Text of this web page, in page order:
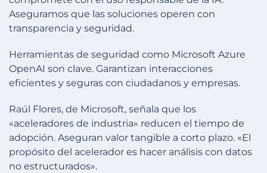
Aseguramos que las soluciones operen con
transparencia y seguridad.
Herramientas de seguridad como Microsoft Azure
OpenAI son clave. Garantizan interacciones
eficientes y seguras con ciudadanos y empresas.
Raúl Flores, de Microsoft, señala que los
«aceleradores de industria» reducen el tiempo de
adopción. Aseguran valor tangible a corto plazo. «El
propósito del acelerador es hacer análisis con datos
no estructurados».